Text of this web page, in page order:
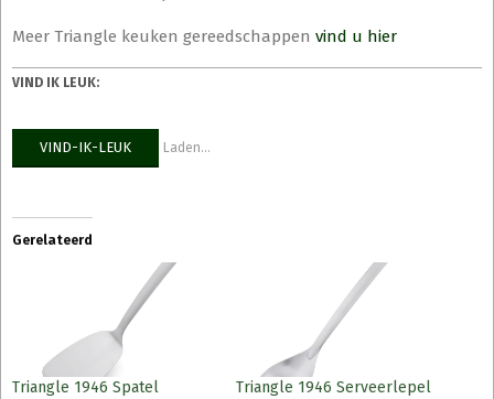
Meer Triangle keuken gereedschappen vind u hier
VIND IK LEUK:
VIND-IK-LEUK Laden...
Gerelateerd
Triangle 1946 Spatel
Triangle 1946 Serveerlepel